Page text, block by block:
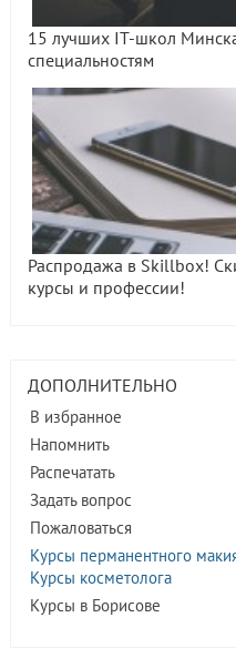
15 лучших IT-школ
специальностям
Распродажа в Skillbox!
курсы и профессии!
ДОПОЛНИТЕЛЬНО
В избранное
Напомнить
Распечатать
Задать вопрос
Пожаловаться
Курсы перманентного
Курсы косметолога
Курсы в Борисове